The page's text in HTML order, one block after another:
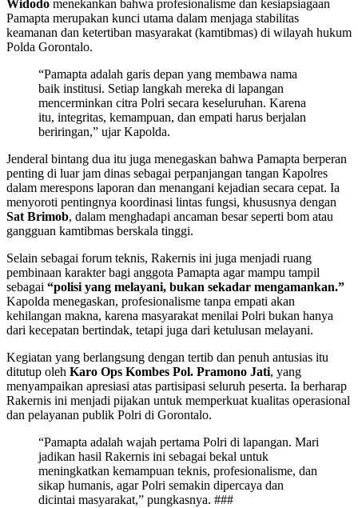
Widodo menekankan bahwa profesionalisme dan kesiapsiagaan
Pamapta merupakan kunci utama dalam menjaga stabilitas
keamanan dan ketertiban masyarakat (kamtibmas) di wilayah hukum
Polda Gorontalo.
“Pamapta adalah garis depan yang membawa nama
baik institusi. Setiap langkah mereka di lapangan
mencerminkan citra Polri secara keseluruhan. Karena
itu, integritas, kemampuan, dan empati harus berjalan
beriringan,” ujar Kapolda.
Jenderal bintang dua itu juga menegaskan bahwa Pamapta berperan
penting di luar jam dinas sebagai perpanjangan tangan Kapolres
dalam merespons laporan dan menangani kejadian secara cepat. Ia
menyoroti pentingnya koordinasi lintas fungsi, khususnya dengan
Sat Brimob, dalam menghadapi ancaman besar seperti bom atau
gangguan kamtibmas berskala tinggi.
Selain sebagai forum teknis, Rakernis ini juga menjadi ruang
pembinaan karakter bagi anggota Pamapta agar mampu tampil
sebagai “polisi yang melayani, bukan sekadar mengamankan.”
Kapolda menegaskan, profesionalisme tanpa empati akan
kehilangan makna, karena masyarakat menilai Polri bukan hanya
dari kecepatan bertindak, tetapi juga dari ketulusan melayani.
Kegiatan yang berlangsung dengan tertib dan penuh antusias itu
ditutup oleh Karo Ops Kombes Pol. Pramono Jati, yang
menyampaikan apresiasi atas partisipasi seluruh peserta. Ia berharap
Rakernis ini menjadi pijakan untuk memperkuat kualitas operasional
dan pelayanan publik Polri di Gorontalo.
“Pamapta adalah wajah pertama Polri di lapangan. Mari
jadikan hasil Rakernis ini sebagai bekal untuk
meningkatkan kemampuan teknis, profesionalisme, dan
sikap humanis, agar Polri semakin dipercaya dan
dicintai masyarakat,” pungkasnya. ###